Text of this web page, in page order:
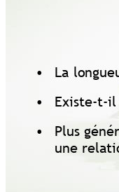
• La
• Existe-t-
• Plus
une